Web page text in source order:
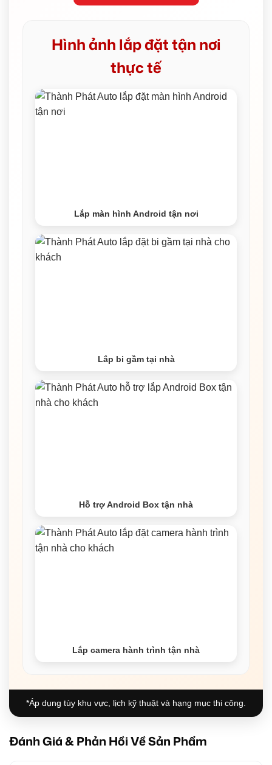
Hình ảnh lắp đặt tận nơi
thực tế
Lắp màn hình Android tận nơi
Lắp bi gầm tại nhà
Hỗ trợ Android Box tận nhà
Lắp camera hành trình tận nhà
*Áp dụng tùy khu vực, lịch kỹ thuật và hạng mục thi công.
Đánh Giá & Phản Hồi Về Sản Phẩm